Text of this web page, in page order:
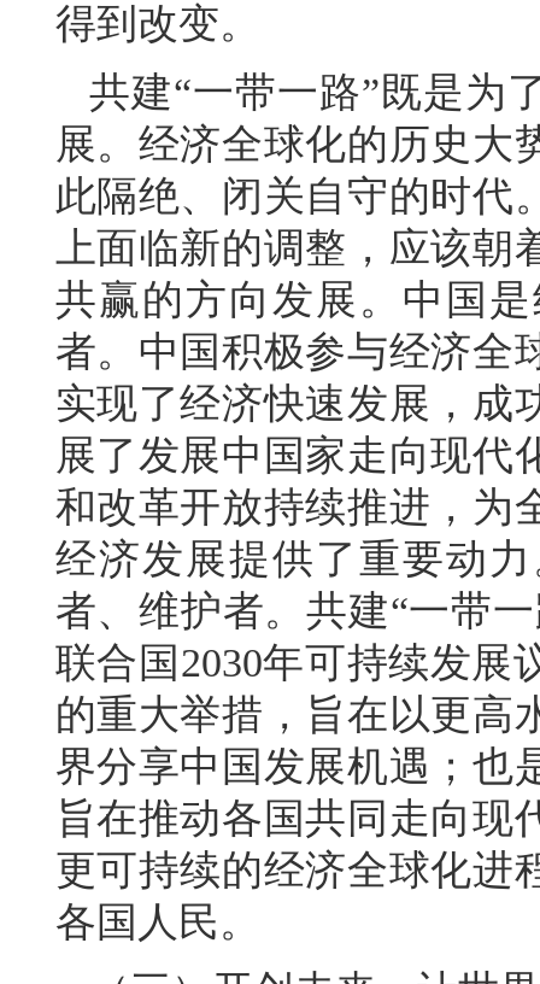
得到改变。
共建“一带一路”既是为
展。经济全球化的历史大
此隔绝、闭关自守的时代
上面临新的调整，应该
共赢的方向发展。中国
者。中国积极参与经济全
实现了经济快速发展，成
展了发展中国家走向现代
和改革开放持续推进，为
经济发展提供了重要动
者、维护者。共建“一带
联合国2030年可持续发展
的重大举措，旨在以更高
界分享中国发展机遇；也
旨在推动各国共同走向现
更可持续的经济全球化进
各国人民。